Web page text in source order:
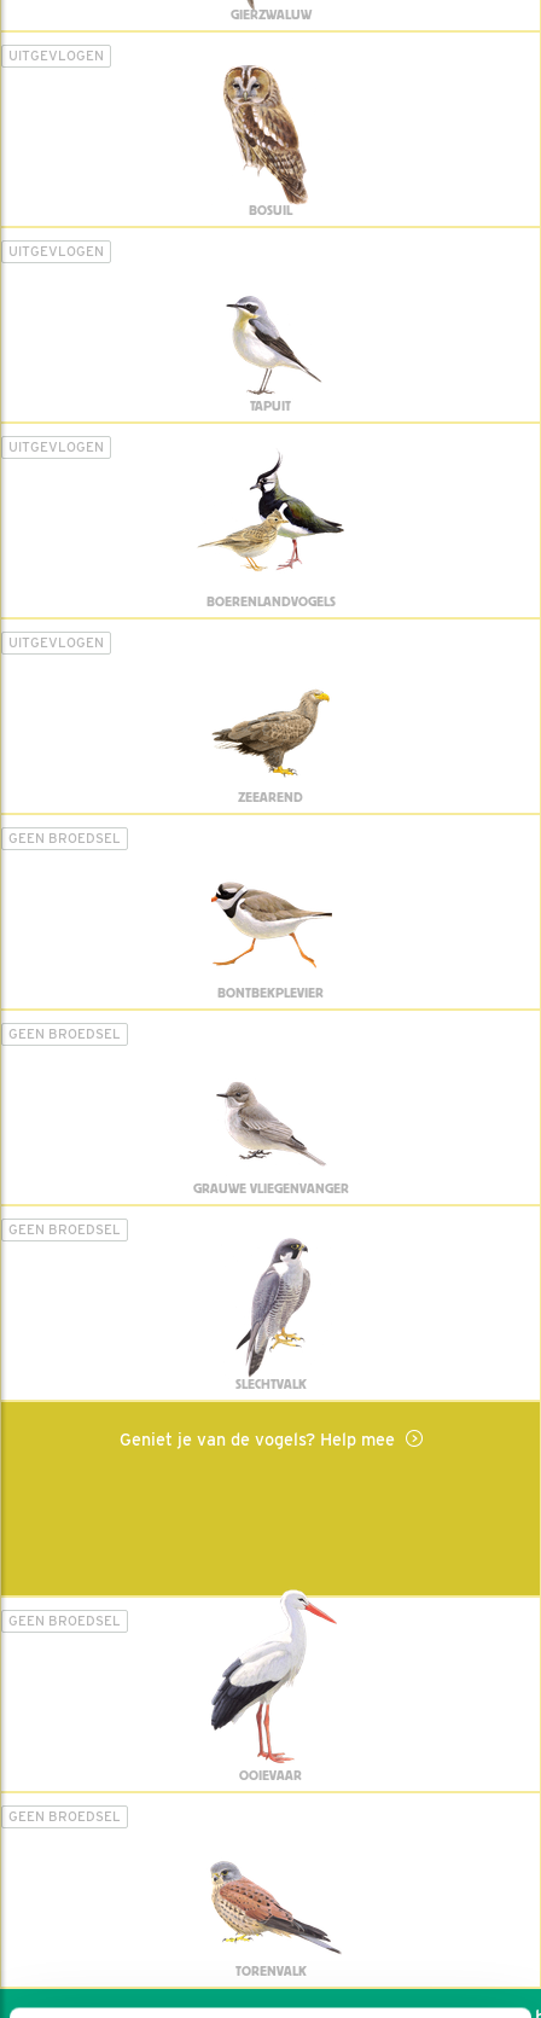
GIERZWALUW
UITGEVLOGEN
BOSUIL
UITGEVLOGEN
TAPUIT
UITGEVLOGEN
BOERENLANDVOGELS
UITGEVLOGEN
ZEEAREND
GEEN BROEDSEL
BONTBEKPLEVIER
GEEN BROEDSEL
GRAUWE VLIEGENVANGER
GEEN BROEDSEL
SLECHTVALK
Geniet je van de vogels? Help mee
GEEN BROEDSEL
OOIEVAAR
GEEN BROEDSEL
TORENVALK